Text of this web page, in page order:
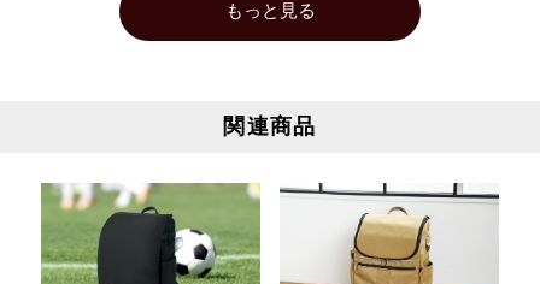
もっと見る
関連商品